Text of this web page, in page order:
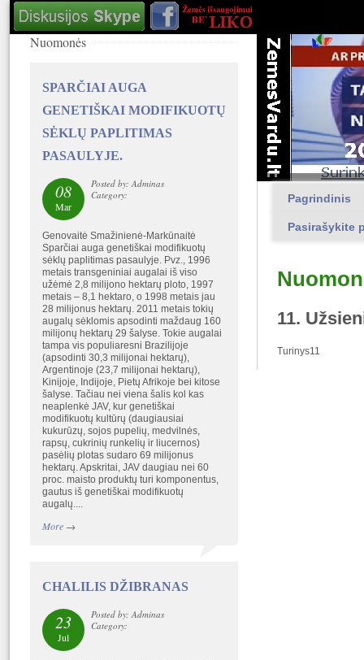
Pagrindinis
Pasirašykite
11.
Turinys11
Nuomonės
SPARČIAI AUGA
GENETIŠKAI MODIFIKUOTŲ
SĖKLŲ PAPLITIMAS
PASAULYJE.
08
Mar
Posted by: Adminas
Category:
Genovaitė Smažinienė-Markūnaitė
Sparčiai auga genetiškai modifikuotų
sėklų paplitimas pasaulyje. Pvz., 1996
metais transgeniniai augalai iš viso
užėmė 2,8 milijono hektarų ploto, 1997
metais – 8,1 hektaro, o 1998 metais jau
28 milijonus hektarų. 2011 metais tokių
augalų sėklomis apsodinti maždaug 160
milijonų hektarų 29 šalyse. Tokie augalai
tampa vis populiaresni Brazilijoje
(apsodinti 30,3 milijonai hektarų),
Argentinoje (23,7 milijonai hektarų),
Kinijoje, Indijoje, Pietų Afrikoje bei kitose
šalyse. Tačiau nei viena šalis kol kas
neaplenkė JAV, kur genetiškai
modifikuotų kultūrų (daugiausiai
kukurūzų, sojos pupelių, medvilnės,
rapsų, cukrinių runkelių ir liucernos)
pasėlių plotas sudaro 69 milijonus
hektarų. Apskritai, JAV daugiau nei 60
proc. maisto produktų turi komponentus,
gautus iš genetiškai modifikuotų
augalų....
More→
CHALILIS DŽIBRANAS
23
Jul
Posted by: Adminas
Category: